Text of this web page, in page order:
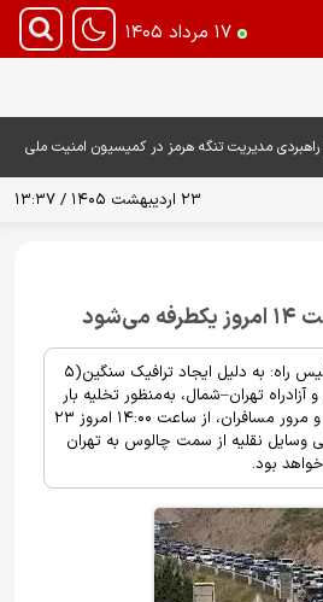
۱۷ مرداد ۱۴۰۵
مدیریت تنگه هرمز در کمیسیون امنیت ملی
۲۳ اردیبهشت ۱۴۰۵ / ۱۳:۳۷
سرهنگ محبی جانشین پلیس راه: به دلیل ایجاد ترافیک سنگین(۵
تهران–شمال، به‌منظور تخلیه بار
ترافیکی و تسهیل در عبور و مرور مسافران، از ساعت ۱۴:۰۰ امروز ۲۳
وسایل نقلیه از سمت چالوس به تهران
بود.